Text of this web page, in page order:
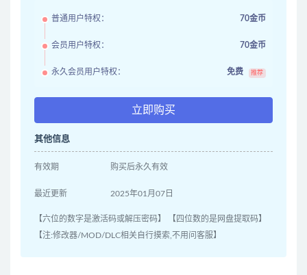
普通用户特权： 70金币
会员用户特权： 70金币
永久会员用户特权： 免费 推荐
立即购买
其他信息
有效期 购买后永久有效
最近更新 2025年01月07日
【六位的数字是激活码或解压密码】 【四位数的是网盘提取码】
【注:修改器/MOD/DLC相关自行摸索,不用问客服】